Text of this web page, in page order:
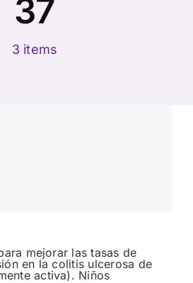
37
3 items
mejorar las tasas de
en la colitis ulcerosa de
activa). Niños